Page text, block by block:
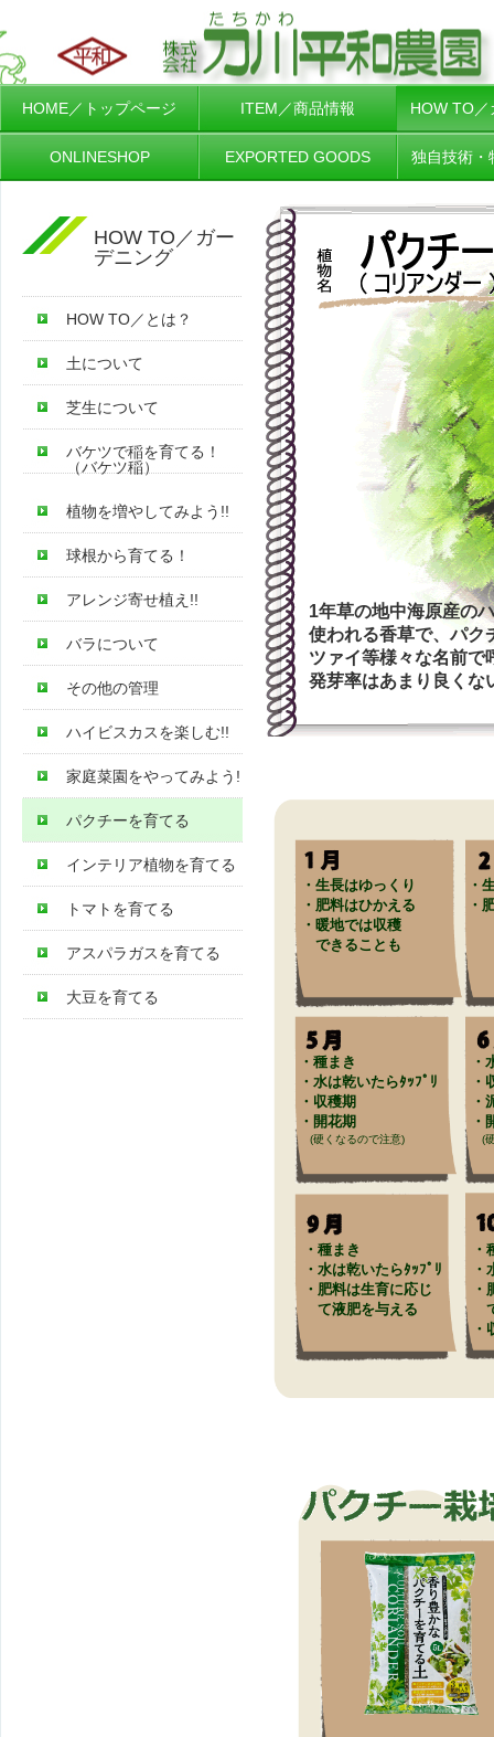
HOME／トップページ ITEM／商品情報 HOW TO
ONLINESHOP EXPORTED GOODS 独自技術・
HOW TO／ガー
デニング
HOW TO／とは？
土について
芝生について
バケツで稲を育てる！
（バケツ稲）
植物を増やしてみよう!!
球根から育てる！
アレンジ寄せ植え!!
バラについて
その他の管理
ハイビスカスを楽しむ!!
家庭菜園をやってみよう!
パクチーを育てる
インテリア植物を育てる
トマトを育てる
アスパラガスを育てる
大豆を育てる
1年草の地中海原産の
使われる香草で、パク
ツァイ等様々な名前で
発芽率はあまり良くな
・生長はゆっくり
・肥料はひかえる
・暖地では収穫
できることも
・
・
・種まき
・水は乾いたらﾀｯﾌﾟﾘ
・収穫期
・開花期
(硬くなるので注意)
・
・
・
・
(硬
・種まき
・水は乾いたらﾀｯﾌﾟﾘ
・肥料は生育に応じ
て液肥を与える
・
・
・
・